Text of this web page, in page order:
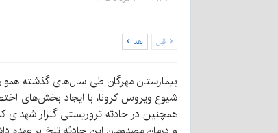
قبل بعد
بیمارستان مهرگان طی سال‌های گذشته
شیوع ویروس کرونا، با ایجاد بخش‌های
همچنین در حادثه تروریستی گلزار شهدای